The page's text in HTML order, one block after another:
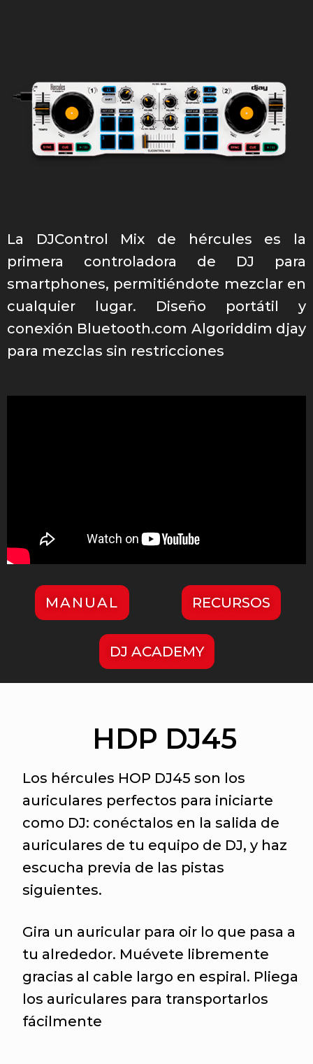
La DJControl Mix de hércules es la
primera controladora de DJ para
smartphones, permitiéndote mezclar en
cualquier lugar. Diseño portátil y
conexión Bluetooth.com Algoriddim djay
para mezclas sin restricciones
MANUAL RECURSOS
DJ ACADEMY
HDP DJ45
Los hércules HOP DJ45 son los
auriculares perfectos para iniciarte
como DJ: conéctalos en la salida de
auriculares de tu equipo de DJ, y haz
escucha previa de las pistas
siguientes.
Gira un auricular para oir lo que pasa a
tu alrededor. Muévete libremente
gracias al cable largo en espiral. Pliega
los auriculares para transportarlos
fácilmente